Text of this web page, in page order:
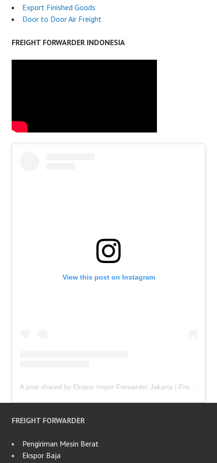
Export Finished Goods
Door to Door Air Freight
FREIGHT FORWARDER INDONESIA
View this post on Instagram
FREIGHT FORWARDER
Pengiriman Mesin Berat
Ekspor Baja